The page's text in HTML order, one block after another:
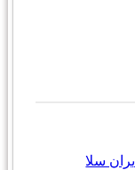
ایران سلا